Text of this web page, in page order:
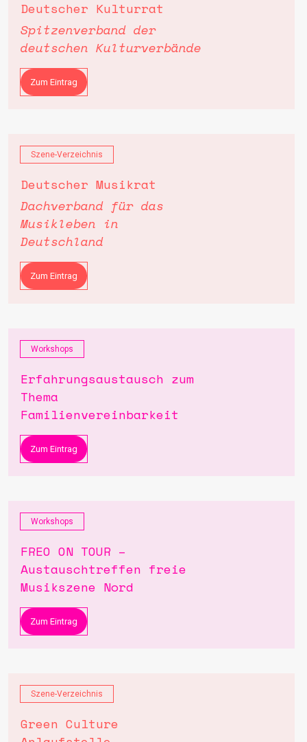
Deutscher Kulturrat
Spitzenverband der
deutschen Kulturverbände
Zum Eintrag
Szene-Verzeichnis
Deutscher Musikrat
Dachverband für das
Musikleben in
Deutschland
Zum Eintrag
Workshops
Erfahrungsaustausch zum
Thema
Familienvereinbarkeit
Zum Eintrag
Workshops
FREO ON TOUR –
Austauschtreffen freie
Musikszene Nord
Zum Eintrag
Szene-Verzeichnis
Green Culture